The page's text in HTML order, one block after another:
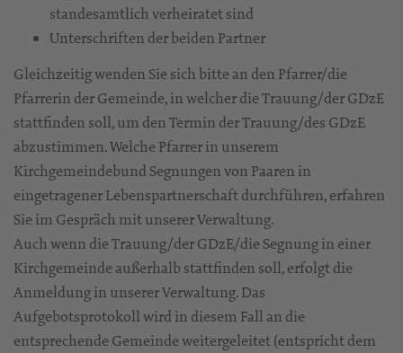
standesamtlich verheiratet sind
Unterschriften der beiden Partner
Gleichzeitig wenden Sie sich bitte an den Pfarrer/die
Pfarrerin der Gemeinde, in welcher die Trauung/der GDzE
stattfinden soll, um den Termin der Trauung/des GDzE
abzustimmen. Welche Pfarrer in unserem
Kirchgemeindebund Segnungen von Paaren in
eingetragener Lebenspartnerschaft durchführen, erfahren
Sie im Gespräch mit unserer Verwaltung.
Auch wenn die Trauung/der GDzE/die Segnung in einer
Kirchgemeinde außerhalb stattfinden soll, erfolgt die
Anmeldung in unserer Verwaltung. Das
Aufgebotsprotokoll wird in diesem Fall an die
entsprechende Gemeinde weitergeleitet (entspricht dem